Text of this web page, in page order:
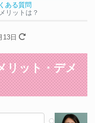
ある質問
リットは？
13日
リット・デメ